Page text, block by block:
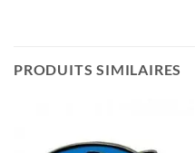
PRODUITS SIMILAIRES